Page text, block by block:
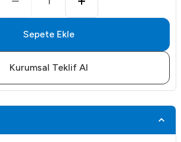
Sepete Ekle
Kurumsal Teklif Al